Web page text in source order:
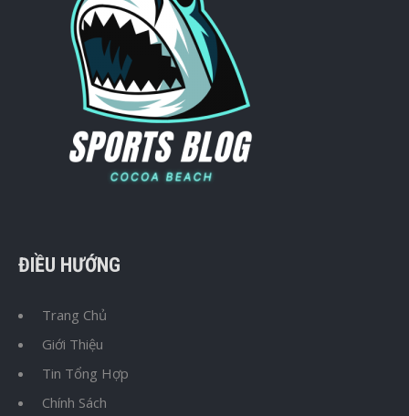
ĐIỀU HƯỚNG
Trang Chủ
Giới Thiệu
Tin Tổng Hợp
Chính Sách